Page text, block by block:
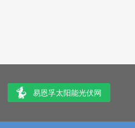
易恩孚太阳能光伏网